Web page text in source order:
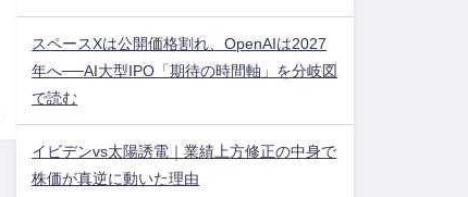
スペースXは公開価格割れ、OpenAIは2027
年へ──AI大型IPO「期待の時間軸」を分岐図
で読む
イビデンvs太陽誘電｜業績上方修正の中身で
株価が真逆に動いた理由